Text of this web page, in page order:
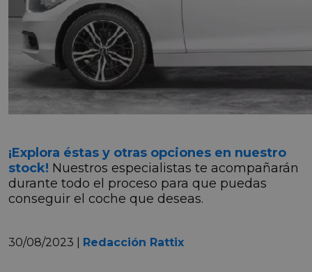
¡Explora éstas y otras opciones en nuestro
stock! Nuestros especialistas te acompañarán
durante todo el proceso para que puedas
conseguir el coche que deseas.
30/08/2023 | Redacción Rattix